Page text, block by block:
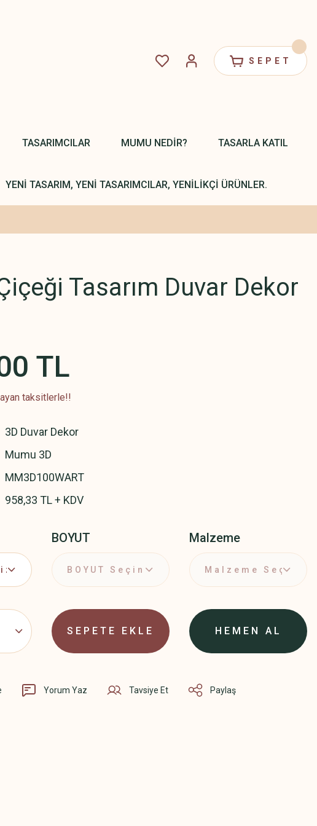
SEPET
TASARIMCILAR MUMU NEDİR? TASARLA KATIL
YENİ TASARIM, YENİ TASARIMCILAR, YENİLİKÇİ ÜRÜNLER.
Tasarım Duvar Dekor
TL
taksitlerle!!
3D Duvar Dekor
Mumu 3D
MM3D100WART
958,33 TL + KDV
BOYUT Malzeme
SEPETE EKLE HEMEN AL
Yorum Yaz Tavsiye Et Paylaş